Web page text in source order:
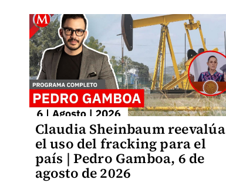
Claudia Sheinbaum reevalúa
el uso del fracking para el
país | Pedro Gamboa, 6 de
agosto de 2026